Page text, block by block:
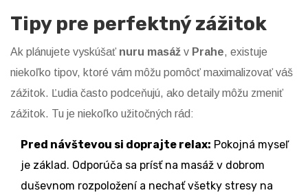
Tipy pre perfektný zážitok
Ak plánujete vyskúšať nuru masáž v Prahe, existuje
niekoľko tipov, ktoré vám môžu pomôcť maximalizovať váš
zážitok. Ľudia často podceňujú, ako detaily môžu zmeniť
zážitok. Tu je niekoľko užitočných rád:
Pred návštevou si doprajte relax: Pokojná myseľ
je základ. Odporúča sa prísť na masáž v dobrom
duševnom rozpoložení a nechať všetky stresy na